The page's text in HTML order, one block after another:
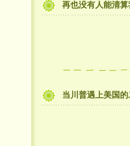
再也没有人能清
当川普遇上美国